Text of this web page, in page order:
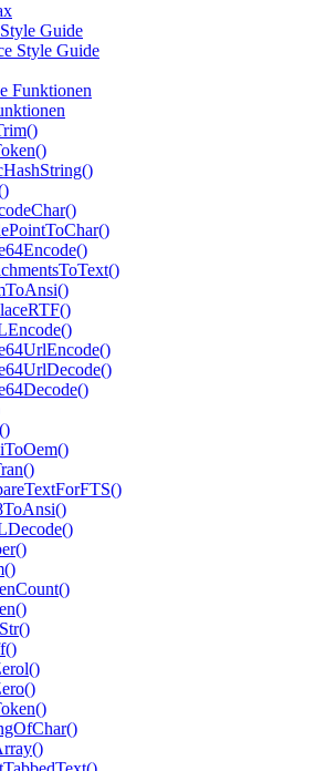
Guide
Style Guide
Funktionen